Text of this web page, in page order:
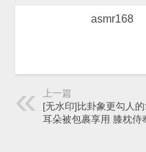
asmr168
上一篇
[无水印]比卦象更勾人
耳朵被包裹享用 膝枕侍